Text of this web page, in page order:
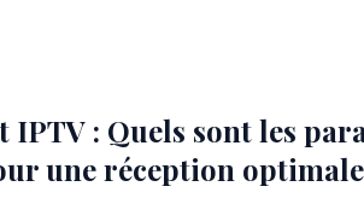
IPTV : Quels sont les
une réception